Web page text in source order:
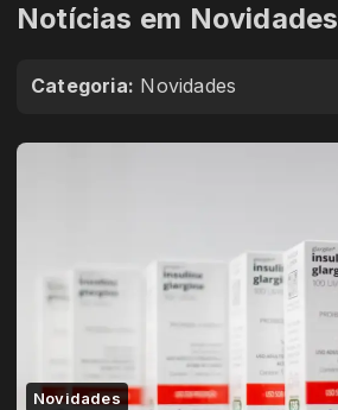
Notícias em Novidades
Categoria: Novidades
Novidades